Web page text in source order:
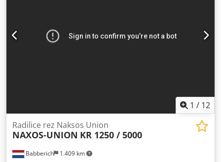
1 / 12
Babberich 1.409 km
Radilice rez Naksos Union
NAXOS-UNION KR 1250 / 5000